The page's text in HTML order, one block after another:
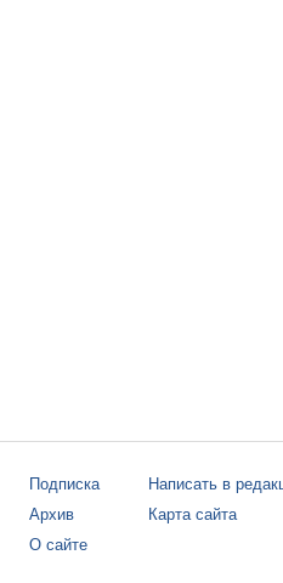
Подписка
Архив
О сайте
Написать в
Карта сайта